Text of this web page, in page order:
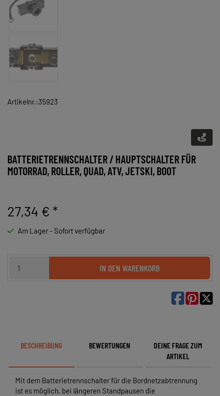
Artikelnr.:35923
BATTERIETRENNSCHALTER / HAUPTSCHALTER FÜR
MOTORRAD, ROLLER, QUAD, ATV, JETSKI, BOOT
27,34 € *
Am Lager - Sofort verfügbar
IN DEN WARENKORB

BESCHREIBUNG BEWERTUNGEN
DEINE FRAGE ZUM
ARTIKEL
Mit dem Batterietrennschalter für die Bordnetzabtrennung
ist es möglich, bei längeren Standpausen die